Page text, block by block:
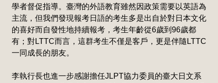
學者督促指導。臺灣的外語教育雖然因政策需要以英語為
主流，但我們發現報考日語的考生多是出自於對日本文化
的喜好而自發性地持續報考，考生年齡從6歲到96歲都
有；對LTTC而言，這群考生不僅是客戶，更是伴隨LTTC
一同成長的朋友。
李執行長也進一步感謝擔任JLPT協力委員的臺大日文系